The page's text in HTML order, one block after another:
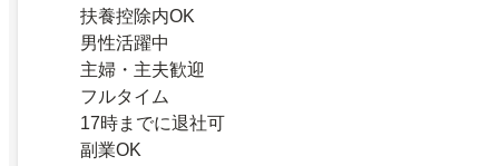
扶養控除内OK
男性活躍中
主婦・主夫歓迎
フルタイム
17時までに退社可
副業OK